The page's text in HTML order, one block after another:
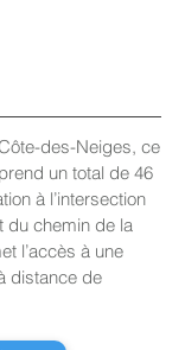
des-Neiges, ce
un total de 46
à l’intersection
du chemin de la
l’accès à une
distance de